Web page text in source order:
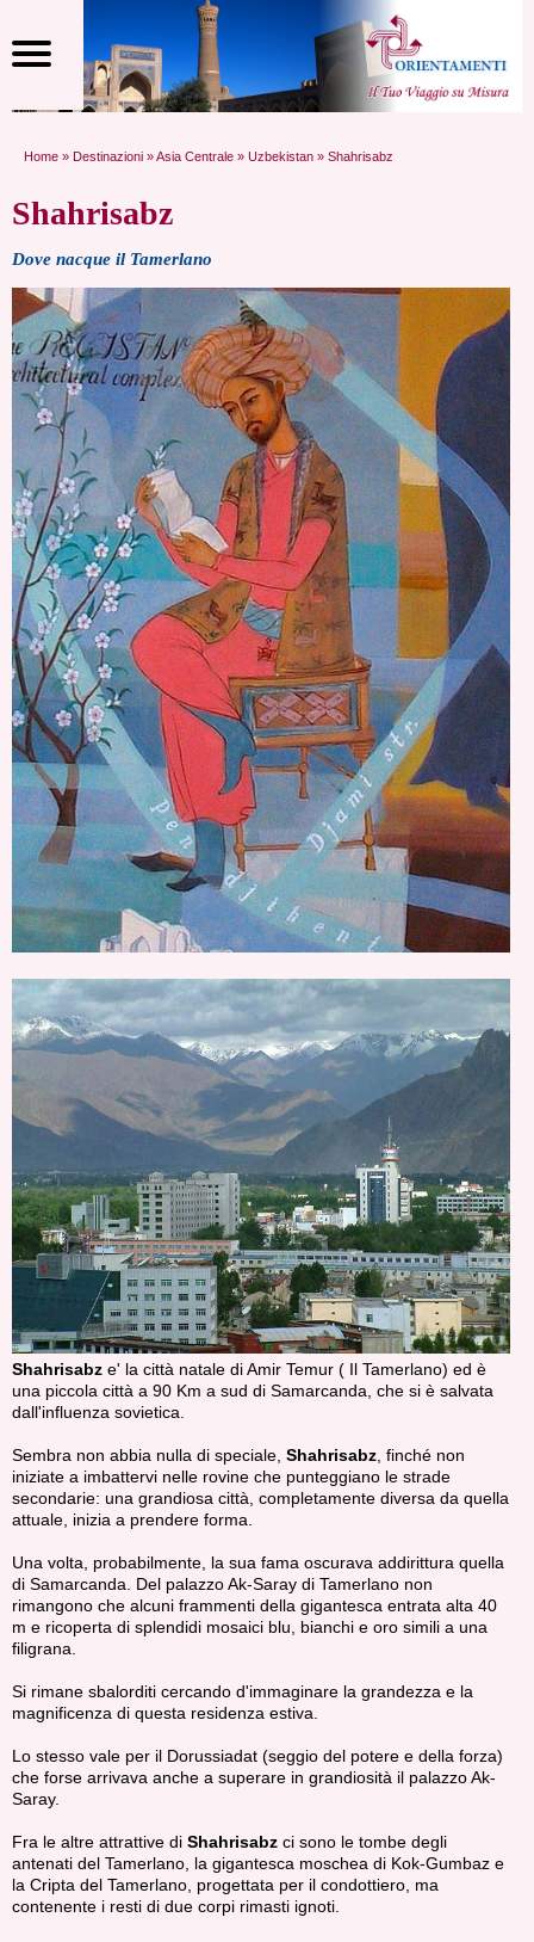
Home » Destinazioni »Asia Centrale » Uzbekistan » Shahrisabz
Shahrisabz
Dove nacque il Tamerlano
Shahrisabz e' la città natale di Amir Temur ( Il Tamerlano) ed è
una piccola città a 90 Km a sud di Samarcanda, che si è salvata
dall'influenza sovietica.
Sembra non abbia nulla di speciale, Shahrisabz , finché non
iniziate a imbattervi nelle rovine che punteggiano le strade
secondarie: una grandiosa città, completamente diversa da quella
attuale, inizia a prendere forma.
Una volta, probabilmente, la sua fama oscurava addirittura quella
di Samarcanda. Del palazzo Ak-Saray di Tamerlano non
rimangono che alcuni frammenti della gigantesca entrata alta 40
m e ricoperta di splendidi mosaici blu, bianchi e oro simili a una
filigrana.
Si rimane sbalorditi cercando d'immaginare la grandezza e la
magnificenza di questa residenza estiva.
Lo stesso vale per il Dorussiadat (seggio del potere e della forza)
che forse arrivava anche a superare in grandiosità il palazzo Ak-
Saray.
Fra le altre attrattive di Shahrisabz ci sono le tombe degli
antenati del Tamerlano, la gigantesca moschea di Kok-Gumbaz e
la Cripta del Tamerlano, progettata per il condottiero, ma
contenente i resti di due corpi rimasti ignoti.